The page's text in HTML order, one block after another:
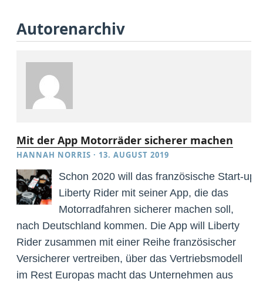
Autorenarchiv
Mit der App Motorräder sicherer machen
HANNAH NORRIS · 13. AUGUST 2019
Schon 2020 will das französische Start-up
Liberty Rider mit seiner App, die das
Motorradfahren sicherer machen soll,
nach Deutschland kommen. Die App will Liberty
Rider zusammen mit einer Reihe französischer
Versicherer vertreiben, über das Vertriebsmodell
im Rest Europas macht das Unternehmen aus